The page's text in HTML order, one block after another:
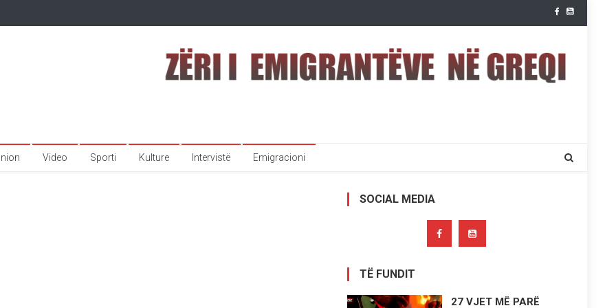
Video Sporti Kulture Intervistë Emigracioni
SOCIAL MEDIA
TË FUNDIT
27 VJET MË PARË